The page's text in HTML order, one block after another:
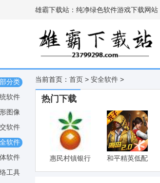
雄霸下载站：纯净绿色软件游戏下载网站
当前首页： 首页 > 安全软件 >
热门下载
惠民村镇银行
网银助手
和平精英低配
版
分类
软件
图像
软件
软件
软件
工具